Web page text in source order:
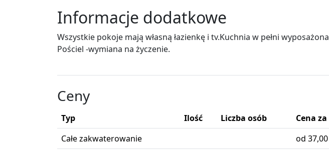
Informacje dodatkowe
Wszystkie pokoje mają własną łazienkę i tv.Kuchnia w pełni
Pościel -wymiana na życzenie.
Ceny
Typ Ilość Liczba osób
Cena
Całe zakwaterowanie
od 37,00